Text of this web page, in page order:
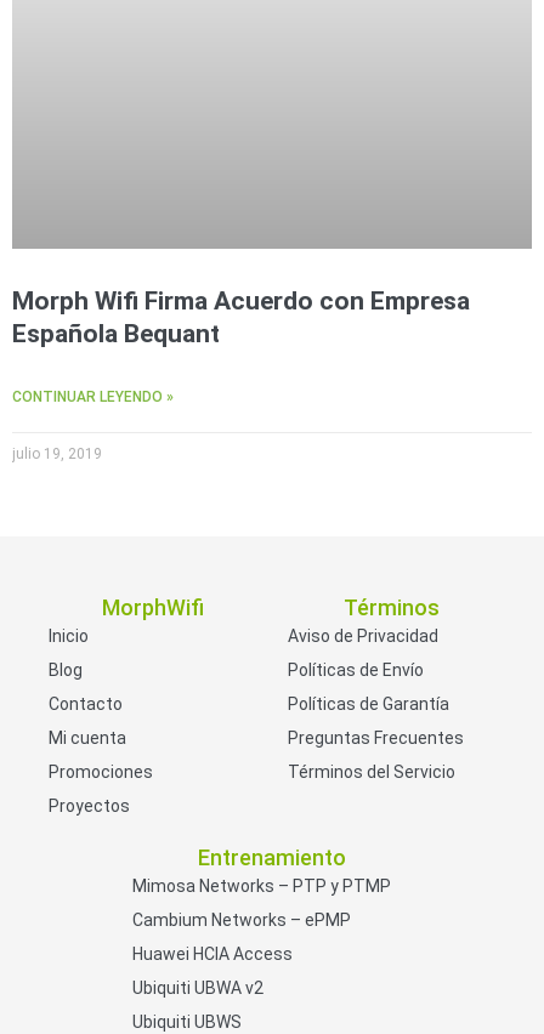
Morph Wifi Firma Acuerdo con Empresa
Española Bequant
CONTINUAR LEYENDO »
julio 19, 2019
MorphWifi
Inicio
Blog
Contacto
Mi cuenta
Promociones
Proyectos
Términos
Aviso de Privacidad
Políticas de Envío
Políticas de Garantía
Preguntas Frecuentes
Términos del Servicio
Entrenamiento
Mimosa Networks – PTP y PTMP
Cambium Networks – ePMP
Huawei HCIA Access
Ubiquiti UBWA v2
Ubiquiti UBWS